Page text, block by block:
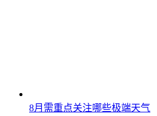
8月需重点关注哪些极端天气